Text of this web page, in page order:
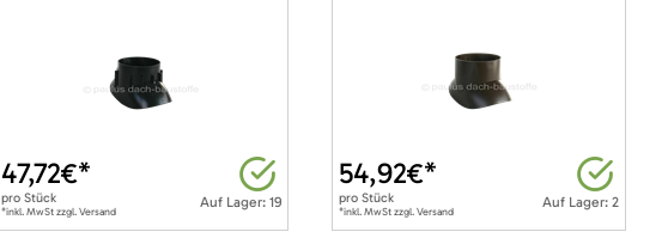
Auf Lager: 19
47,72€*
pro Stück
*inkl. MwSt zzgl. Versand
Auf Lager: 2
54,92€*
proStück
*inkl. MwSt zzgl. Versand